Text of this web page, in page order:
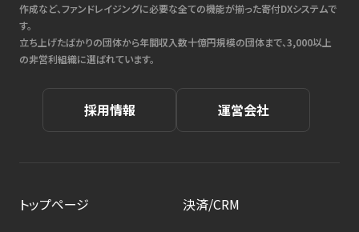
作成など、ファンドレイジングに必要な全ての機能が揃った寄付DXシステムで
す。
立ち上げたばかりの団体から年間収入数十億円規模の団体まで、3,000以上
の非営利組織に選ばれています。
採用情報 運営会社
トップページ
決済/CRM